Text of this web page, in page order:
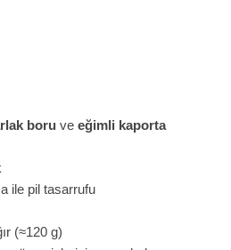
boru ve eğimli kaporta
ile pil tasarrufu
(≈120 g)